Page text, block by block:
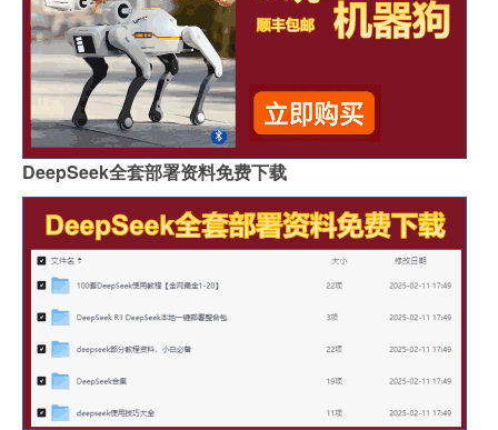
DeepSeek全套部署资料免费下载